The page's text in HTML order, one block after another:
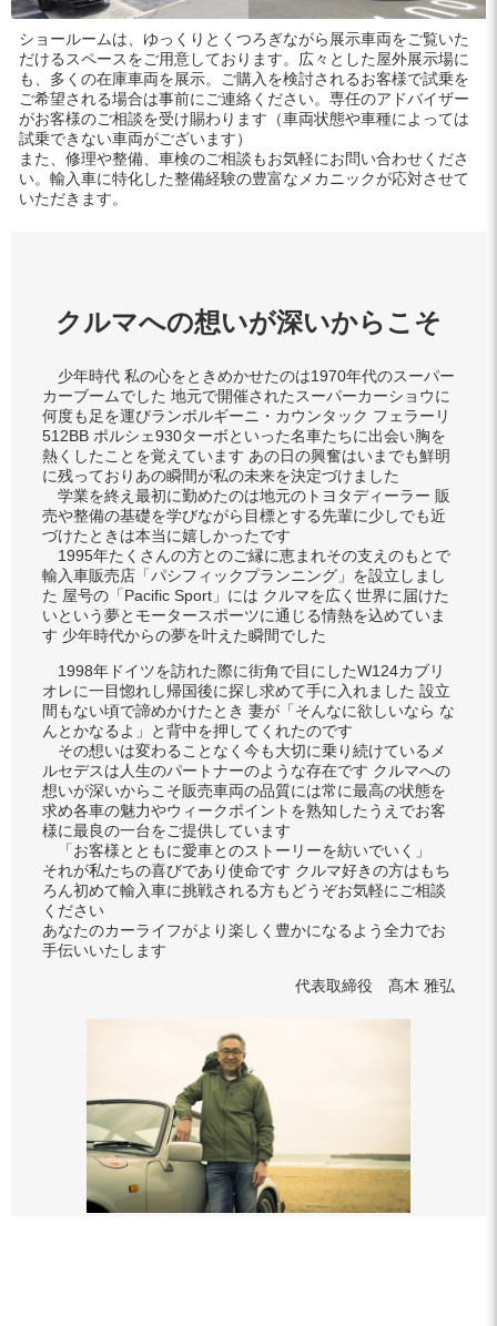
ショールームは、ゆっくりとくつろぎながら展示車両をご覧いた
だけるスペースをご用意しております。広々とした屋外展示場に
も、多くの在庫車両を展示。ご購入を検討されるお客様で試乗を
ご希望される場合は事前にご連絡ください。専任のアドバイザー
がお客様のご相談を受け賜わります（車両状態や車種によっては
試乗できない車両がございます）
また、修理や整備、車検のご相談もお気軽にお問い合わせくださ
い。輸入車に特化した整備経験の豊富なメカニックが応対させて
いただきます。
クルマへの想いが深いからこそ
少年時代 私の心をときめかせたのは1970年代のスーパー
カーブームでした 地元で開催されたスーパーカーショウに
何度も足を運びランボルギーニ・カウンタック フェラーリ
512BB ポルシェ930ターボといった名車たちに出会い胸を
熱くしたことを覚えています あの日の興奮はいまでも鮮明
に残っておりあの瞬間が私の未来を決定づけました
学業を終え最初に勤めたのは地元のトヨタディーラー 販
売や整備の基礎を学びながら目標とする先輩に少しでも近
づけたときは本当に嬉しかったです
1995年たくさんの方とのご縁に恵まれその支えのもとで
輸入車販売店「パシフィックプランニング」を設立しまし
た 屋号の「Pacific Sport」には クルマを広く世界に届けた
いという夢とモータースポーツに通じる情熱を込めていま
す 少年時代からの夢を叶えた瞬間でした
1998年ドイツを訪れた際に街角で目にしたW124カブリ
オレに一目惚れし帰国後に探し求めて手に入れました 設立
間もない頃で諦めかけたとき 妻が「そんなに欲しいなら な
んとかなるよ」と背中を押してくれたのです
その想いは変わることなく今も大切に乗り続けているメ
ルセデスは人生のパートナーのような存在です クルマへの
想いが深いからこそ販売車両の品質には常に最高の状態を
求め各車の魅力やウィークポイントを熟知したうえでお客
様に最良の一台をご提供しています
「お客様とともに愛車とのストーリーを紡いでいく」
それが私たちの喜びであり使命です クルマ好きの方はもち
ろん初めて輸入車に挑戦される方もどうぞお気軽にご相談
ください
あなたのカーライフがより楽しく豊かになるよう全力でお
手伝いいたします
代表取締役 髙木 雅弘